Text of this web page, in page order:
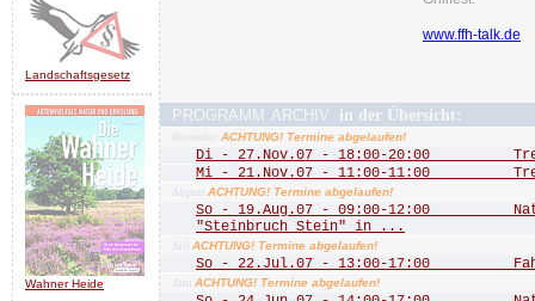
Landschaftsgesetz
Wahner Heide
www.ffh-talk.de
programm archiv in der Übersicht:
November ACHTUNG! Termine abgelaufen!
Di - 27.Nov.07 - 18:00-20:00
Mi - 21.Nov.07 - 11:00-11:00
August ACHTUNG! Termine abgelaufen!
So - 19.Aug.07 - 09:00-12:00
"Steinbruch Stein" in ...
Juli ACHTUNG! Termine abgelaufen!
So - 22.Jul.07 - 13:00-17:00
Juni ACHTUNG! Termine abgelaufen!